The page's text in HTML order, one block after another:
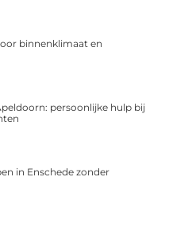
binnenklimaat en
persoonlijke hulp bij
in Enschede zonder